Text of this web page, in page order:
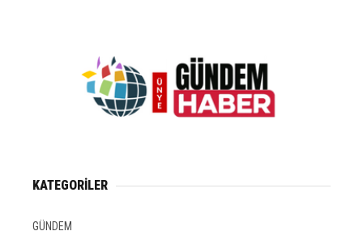
KATEGORİLER
GÜNDEM